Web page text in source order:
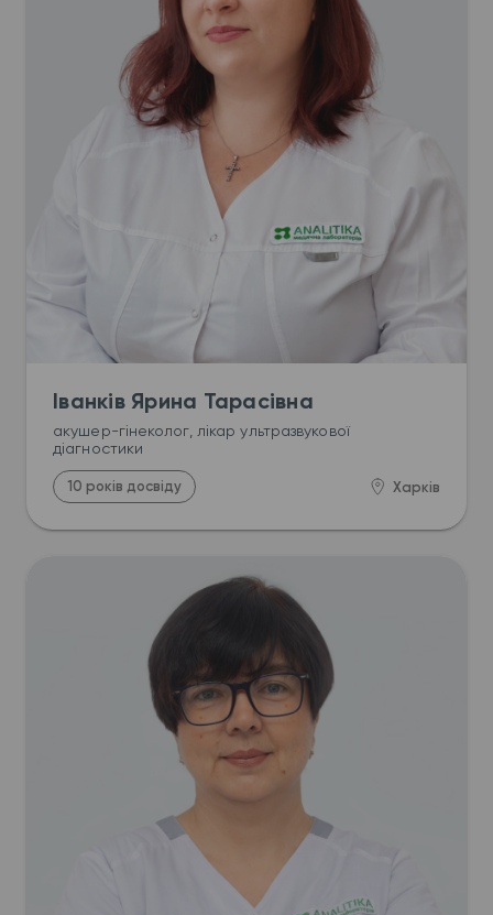
Іванків Ярина Тарасівна
акушер-гінеколог, лікар ультразвукової
діагностики
10 років досвіду Харків